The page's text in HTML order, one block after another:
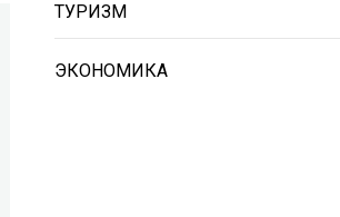
ТУРИЗМ
ЭКОНОМИКА